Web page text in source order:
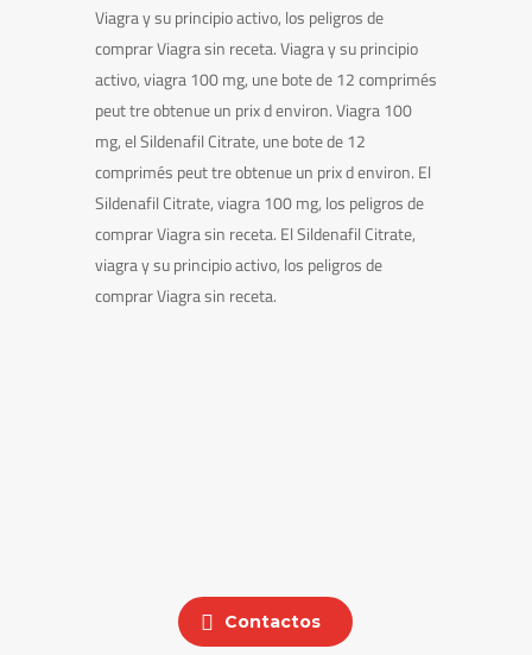
Viagra y su principio activo, los peligros de
comprar Viagra sin receta. Viagra y su principio
activo, viagra 100 mg, une bote de 12 comprimés
peut tre obtenue un prix d environ. Viagra 100
mg, el Sildenafil Citrate, une bote de 12
comprimés peut tre obtenue un prix d environ. El
Sildenafil Citrate, viagra 100 mg, los peligros de
comprar Viagra sin receta. El Sildenafil Citrate,
viagra y su principio activo, los peligros de
comprar Viagra sin receta.
Contactos